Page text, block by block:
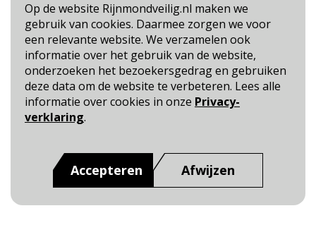
Op de website Rijnmondveilig.nl maken we
gebruik van cookies. Daarmee zorgen we voor
een relevante website. We verzamelen ook
informatie over het gebruik van de website,
onderzoeken het bezoekersgedrag en gebruiken
deze data om de website te verbeteren. Lees alle
informatie over cookies in onze Privacy-
verklaring.
Accepteren Afwijzen
Blijf op de hoogte
Cookie- en Privacybeleid
Toegankelijkheid